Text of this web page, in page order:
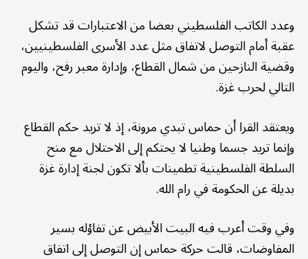
وعدد الكاتب الفلسطيني بعضا من الاعتبارات قد تشكل
عقبة أمام التوصل لاتفاق مثل عدد الأسرى الفلسطينيين،
وقضية النازحين من شمال القطاع، وإدارة معبر رفح، واليوم
التالي لحرب غزة.
ويعتقد القرا أن حماس تبدي مرونة، إذ لا تريد حكم القطاع
وإنما تريد جسما وطنيا لا يحتكم إلى الاحتلال مع منح
السلطة الفلسطينية تطمينات بألا تكون لجنة إدارة غزة
بديلة عن الحكومة في رام الله.
وفي وقت أعرب فيه البيت الأبيض عن تفاؤله بسير
المفاوضات، قالت حركة حماس إن التوصل إلى اتفاق